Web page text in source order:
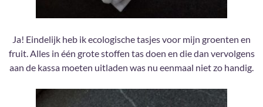
Ja! Eindelijk heb ik ecologische tasjes voor mijn groenten en
fruit. Alles in één grote stoffen tas doen en die dan vervolgens
aan de kassa moeten uitladen was nu eenmaal niet zo handig.